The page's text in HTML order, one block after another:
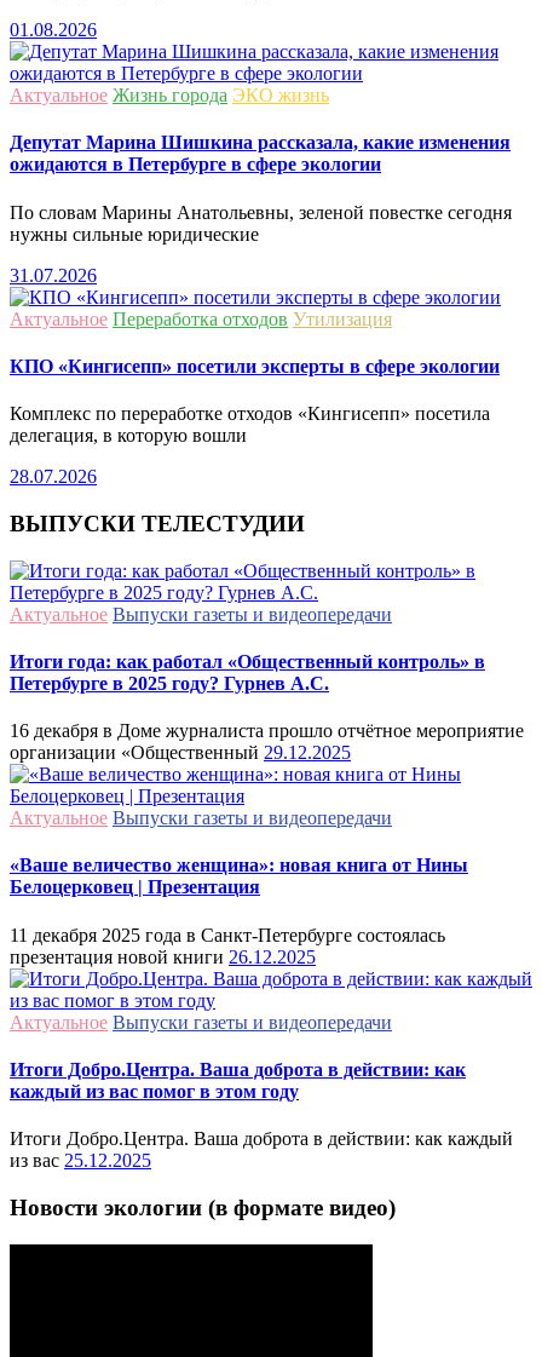
01.08.2026
Актуальное Жизнь города ЭКО жизнь
Депутат Марина Шишкина рассказала, какие изменения
ожидаются в Петербурге в сфере экологии
По словам Марины Анатольевны, зеленой повестке сегодня
нужны сильные юридические
31.07.2026
Актуальное Переработка отходов Утилизация
КПО «Кингисепп» посетили эксперты в сфере экологии
Комплекс по переработке отходов «Кингисепп» посетила
делегация, в которую вошли
28.07.2026
ВЫПУСКИ ТЕЛЕСТУДИИ
Актуальное Выпуски газеты и видеопередачи
Итоги года: как работал «Общественный контроль» в
Петербурге в 2025 году? Гурнев А.С.
16 декабря в Доме журналиста прошло отчётное мероприятие
организации «Общественный 29.12.2025
Актуальное Выпуски газеты и видеопередачи
«Ваше величество женщина»: новая книга от Нины
Белоцерковец | Презентация
11 декабря 2025 года в Санкт-Петербурге состоялась
презентация новой книги 26.12.2025
Актуальное Выпуски газеты и видеопередачи
Итоги Добро.Центра. Ваша доброта в действии: как
каждый из вас помог в этом году
Итоги Добро.Центра. Ваша доброта в действии: как каждый
из вас 25.12.2025
Новости экологии (в формате видео)